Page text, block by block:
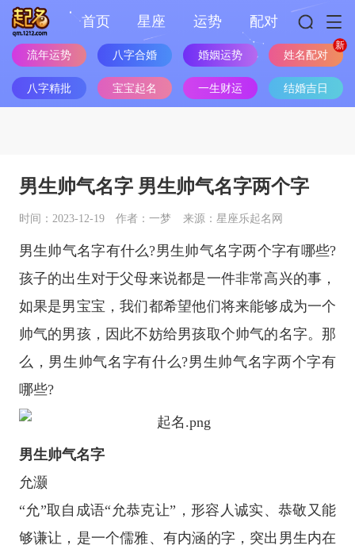
首页 星座 运势 配对
流年运势 八字合婚 婚姻运势 姓名配对
八字精批 宝宝起名 一生财运 结婚吉日
男生帅气名字 男生帅气名字两个字
时间：2023-12-19 作者：一梦 来源：星座乐起名网
男生帅气名字有什么?男生帅气名字两个字有哪些?
孩子的出生对于父母来说都是一件非常高兴的事，
如果是男宝宝，我们都希望他们将来能够成为一个
帅气的男孩，因此不妨给男孩取个帅气的名字。那
么，男生帅气名字有什么?男生帅气名字两个字有
哪些?
男生帅气名字
允灏
“允”取自成语“允恭克让”，形容人诚实、恭敬又能
够谦让，是一个儒雅、有内涵的字，突出男生内在